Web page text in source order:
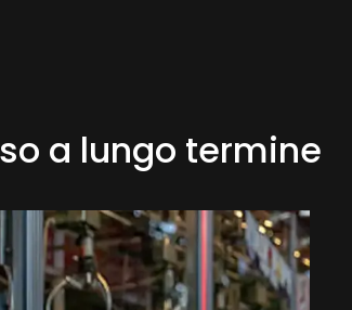
a lungo termine